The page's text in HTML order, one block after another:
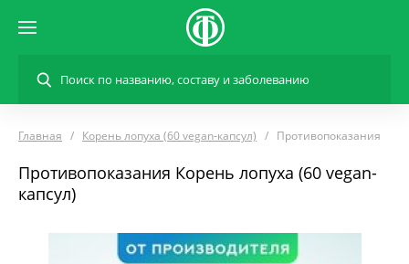
Главная Корень лопуха (60 vegan-капсул) Противопоказания
Противопоказания Корень лопуха (60 vegan-
капсул)